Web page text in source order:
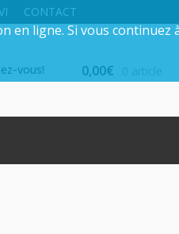
CONTACT
vous!
0,00€
ligne. Si vous continuez